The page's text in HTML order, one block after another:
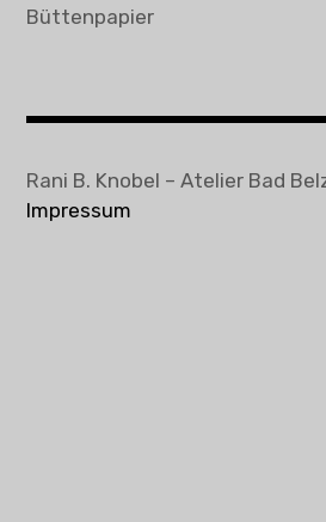
Büttenpapier
Rani B. Knobel – Atelier Bad
Impressum